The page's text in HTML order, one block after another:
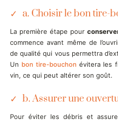
a. Choisir le bon tire-
La première étape pour
commence avant même de
de qualité qui vous permettra
Un bon tire-bouchon évitera les
vin, ce qui peut altérer son goût.
b. Assurer une
Pour éviter les débris et